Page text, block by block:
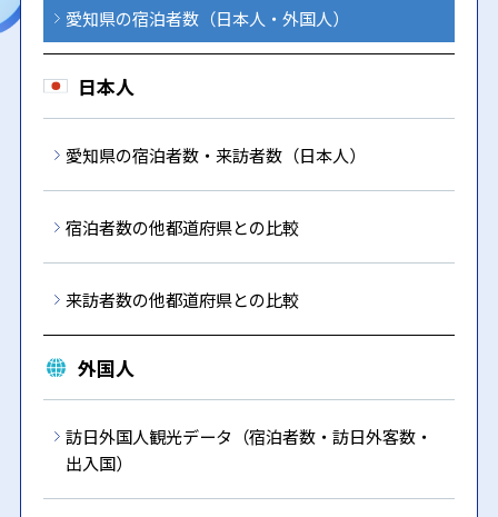
愛知県の宿泊者数（日本人・外国人）
日本人
愛知県の宿泊者数・来訪者数（日本人）
宿泊者数の他都道府県との比較
来訪者数の他都道府県との比較
外国人
訪日外国人観光データ（宿泊者数・訪日外客数・
出入国）